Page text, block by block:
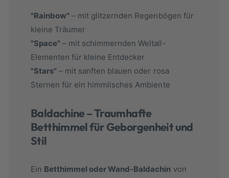
"Rainbow" – mit glitzernden Regenbögen für
kleine Träumer
"Space" – mit schimmernden Weltall-
Elementen für kleine Entdecker
"Stars" – mit sanften blauen oder rosa
Sternen für ein himmlisches Ambiente
Baldachine – Traumhafte
Betthimmel für Geborgenheit und
Stil
Ein Betthimmel oder Wand-Baldachin von